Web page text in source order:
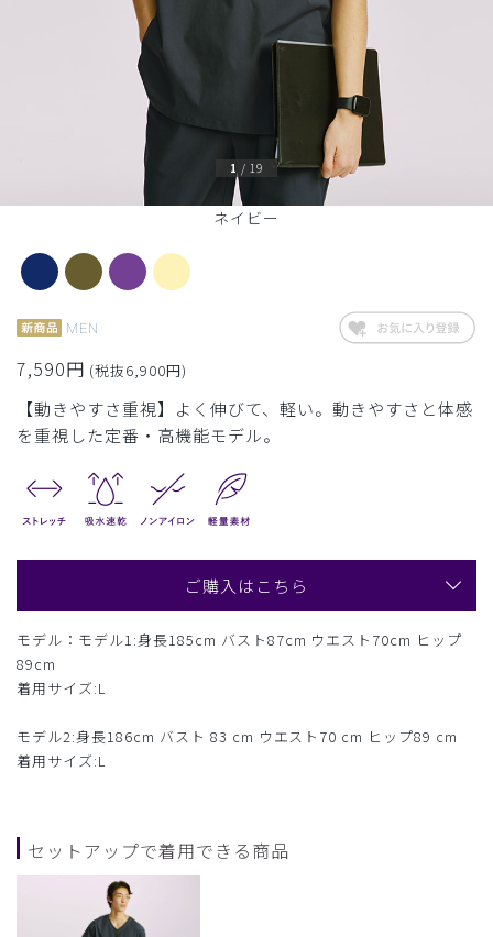
ネイビー
1 / 19
MEN
7,590円 (税抜6,900円)
【動きやすさ重視】よく伸びて、軽い。動きやすさと体感
を重視した定番・高機能モデル。
ご購入はこちら
モデル：モデル1:身長185cm バスト87cm ウエスト70cm ヒップ
89cm
着用サイズ:L
モデル2:身長186cm バスト 83 cm ウエスト70 cm ヒップ89 cm
着用サイズ:L
セットアップで着用できる商品